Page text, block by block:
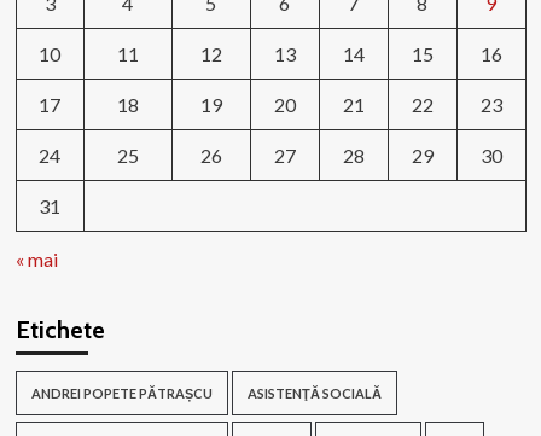
10 11 12 13 14 15 16
17 18 19 20 21 22 23
24 25 26 27 28 29 30
31
« mai
Etichete
ANDREI POPETE PĂTRAȘCU ASISTENŢĂ SOCIALĂ